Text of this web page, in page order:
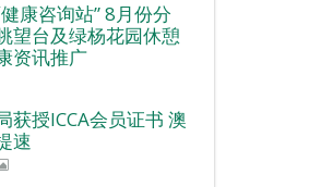
康咨询站” 8月份分
望台及绿杨花园休憩
资讯推广
获授ICCA会员证书 澳
速